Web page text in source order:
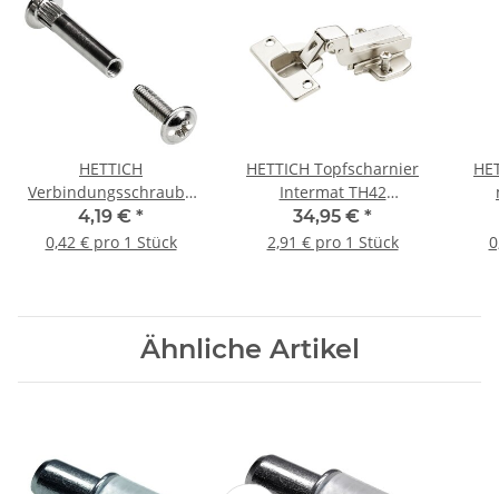
HETTICH
Verbindungsschraube
M4 28-38mm vernickelt,
10 Stück
4,19 € *
0,42 € pro 1 Stück
HETTICH Topfscharnier
Intermat TH42
innenliegend, vernickelt,
35 mm, 12 Stück
34,95 € *
2,91 € pro 1 Stück
Ähnliche Artikel